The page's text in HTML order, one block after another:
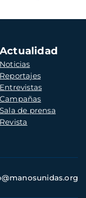
Actualidad
Noticias
Reportajes
Entrevistas
Campañas
Sala de prensa
Revista